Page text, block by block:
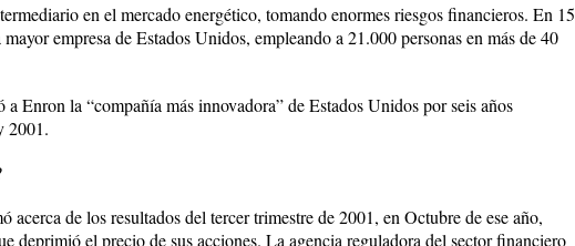
en el mercado energético, tomando enormes riesgos financieros. En 15
empresa de Estados Unidos, empleando a 21.000 personas en más de 40
Enron la “compañía más innovadora” de Estados Unidos por seis años
2001.
acerca de los resultados del tercer trimestre de 2001, en Octubre de ese año,
deprimió el precio de sus acciones. La agencia reguladora del sector financiero